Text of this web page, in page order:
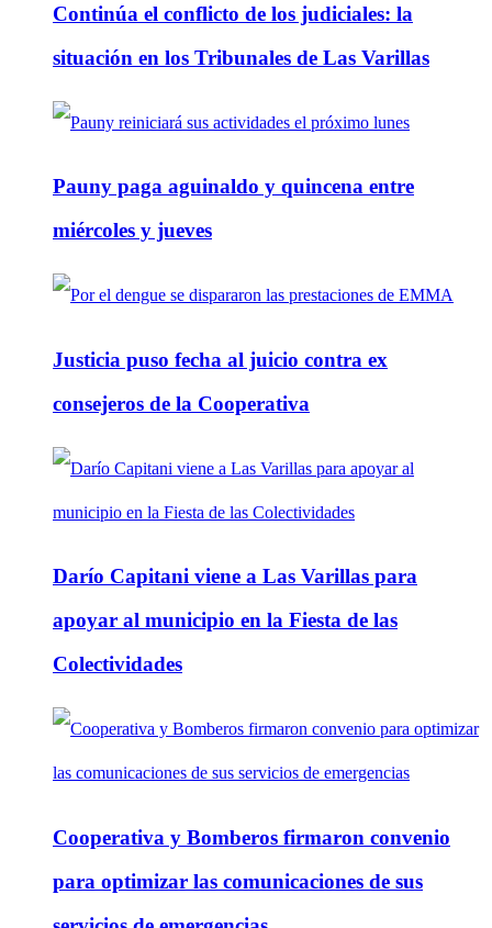
Continúa el conflicto de los judiciales: la
situación en los Tribunales de Las Varillas
Pauny paga aguinaldo y quincena entre
miércoles y jueves
Justicia puso fecha al juicio contra ex
consejeros de la Cooperativa
Darío Capitani viene a Las Varillas para
apoyar al municipio en la Fiesta de las
Colectividades
Cooperativa y Bomberos firmaron convenio
para optimizar las comunicaciones de sus